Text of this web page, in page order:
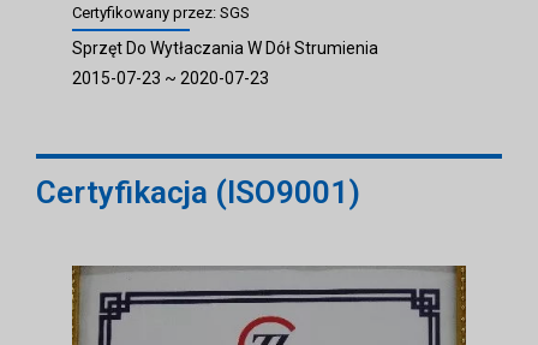
Certyfikowany przez: SGS
Sprzęt Do Wytłaczania W Dół Strumienia
2015-07-23 ~ 2020-07-23
Certyfikacja (ISO9001)